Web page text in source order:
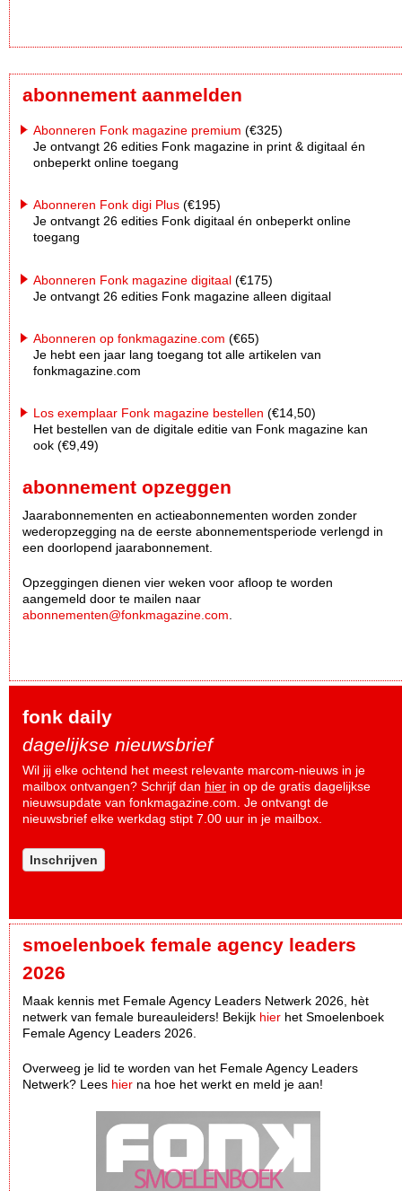
abonnement aanmelden
Abonneren Fonk magazine premium (€325)
Je ontvangt 26 edities Fonk magazine in print & digitaal én
onbeperkt online toegang
Abonneren Fonk digi Plus (€195)
Je ontvangt 26 edities Fonk digitaal én onbeperkt online
toegang
Abonneren Fonk magazine digitaal (€175)
Je ontvangt 26 edities Fonk magazine alleen digitaal
Abonneren op fonkmagazine.com (€65)
Je hebt een jaar lang toegang tot alle artikelen van
fonkmagazine.com
Los exemplaar Fonk magazine bestellen (€14,50)
Het bestellen van de digitale editie van Fonk magazine kan
ook (€9,49)
abonnement opzeggen
Jaarabonnementen en actieabonnementen worden zonder
wederopzegging na de eerste abonnementsperiode verlengd in
een doorlopend jaarabonnement.
Opzeggingen dienen vier weken voor afloop te worden
aangemeld door te mailen naar
abonnementen@fonkmagazine.com
fonk daily
dagelijkse nieuwsbrief
Wil jij elke ochtend het meest relevante marcom-nieuws in je
mailbox ontvangen? Schrijf dan hier in op de gratis dagelijkse
nieuwsupdate van fonkmagazine.com. Je ontvangt de
nieuwsbrief elke werkdag stipt 7.00 uur in je mailbox.
Inschrijven
smoelenboek female agency leaders
2026
Maak kennis met Female Agency Leaders Netwerk 2026, hèt
netwerk van female bureauleiders! Bekijk hier het Smoelenboek
Female Agency Leaders 2026.
Overweeg je lid te worden van het Female Agency Leaders
Netwerk? Lees hier na hoe het werkt en meld je aan!